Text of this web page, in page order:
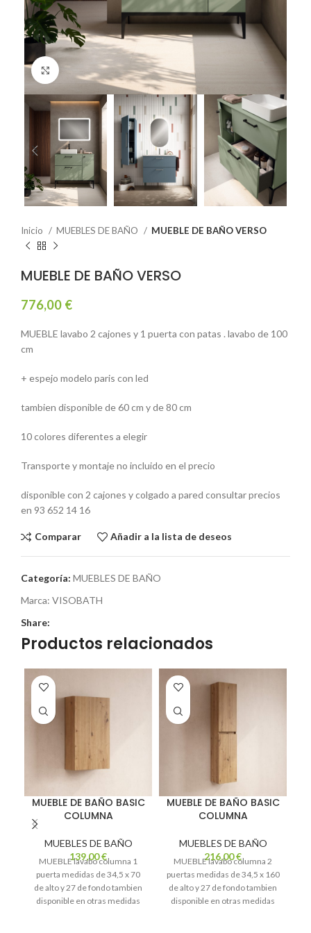
Click to enlarge
Inicio MUEBLES DE BAÑO MUEBLE DE BAÑO VERSO
MUEBLE DE BAÑO VERSO
776,00 €
MUEBLE lavabo 2 cajones y 1 puerta con patas . lavabo de 100
cm
+ espejo modelo paris con led
tambien disponible de 60 cm y de 80 cm
10 colores diferentes a elegir
Transporte y montaje no incluido en el precio
disponible con 2 cajones y colgado a pared consultar precios
en 93 652 14 16
Comparar Añadir a la lista de deseos
Categoría: MUEBLES DE BAÑO
Marca: VISOBATH
Share:
Productos relacionados
MUEBLE DE BAÑO BASIC
COLUMNA
MUEBLES DE BAÑO
139,00€
MUEBLE lavabo columna 1
puerta medidas de 34,5 x 70
de alto y 27 de fondo tambien
disponible en otras medidas
MUEBLE DE BAÑO BASIC
COLUMNA
MUEBLES DE BAÑO
216,00€
MUEBLE lavabo columna 2
puertas medidas de 34,5 x 160
de alto y 27 de fondo tambien
disponible en otras medidas